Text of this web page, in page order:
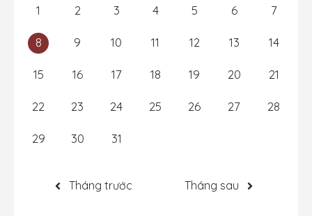
1 2 3 4 5 6 7
8 9 10 11 12 13 14
15 16 17 18 19 20 21
22 23 24 25 26 27 28
29 30 31
Tháng trước Tháng sau